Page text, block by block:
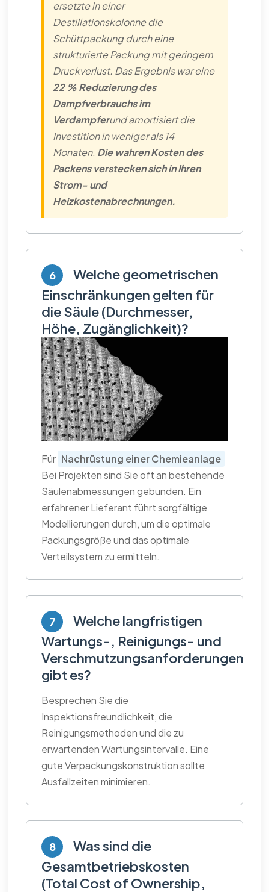
ersetzte in einer
Destillationskolonne die
Schüttpackung durch eine
strukturierte Packung mit geringem
Druckverlust. Das Ergebnis war eine
22 % Reduzierung des
Dampfverbrauchs im
Verdampferund amortisiert die
Investition in weniger als 14
Monaten. Die wahren Kosten des
Packens verstecken sich in Ihren
Strom- und
Heizkostenabrechnungen.
6
Welche geometrischen
Einschränkungen gelten für
die Säule (Durchmesser,
Höhe, Zugänglichkeit)?
Für Nachrüstung einer Chemieanlage
Bei Projekten sind Sie oft an bestehende
Säulenabmessungen gebunden. Ein
erfahrener Lieferant führt sorgfältige
Modellierungen durch, um die optimale
Packungsgröße und das optimale
Verteilsystem zu ermitteln.
7
Welche langfristigen
Wartungs-, Reinigungs- und
Verschmutzungsanforderungen
gibt es?
Besprechen Sie die
Inspektionsfreundlichkeit, die
Reinigungsmethoden und die zu
erwartenden Wartungsintervalle. Eine
gute Verpackungskonstruktion sollte
Ausfallzeiten minimieren.
8
Was sind die
Gesamtbetriebskosten
(Total Cost of Ownership,